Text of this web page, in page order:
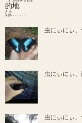
虫にぃにぃ
虫にぃにぃ
虫にぃにぃ